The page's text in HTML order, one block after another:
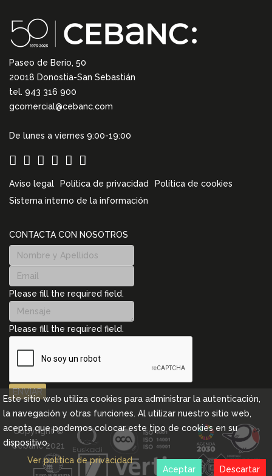
Paseo de Berio, 50
20018 Donostia-San Sebastián
tel. 943 316 900
gcomercial@cebanc.com
De lunes a viernes 9:00-19:00
Aviso legal Política de privacidad
Política de cookies
Sistema interno de la información
CONTACTA CON NOSOTROS
Please fill the required field.
Please fill the required field.
ENVIAR
Copyright ©
Cebanc 2021
Este sitio web utiliza cookies para administrar la autenticación,
la navegación y otras funciones. Al utilizar nuestro sitio web,
acepta que podemos colocar este tipo de cookies en su
dispositivo.
Ver política de privacidad
Descartar
Aceptar